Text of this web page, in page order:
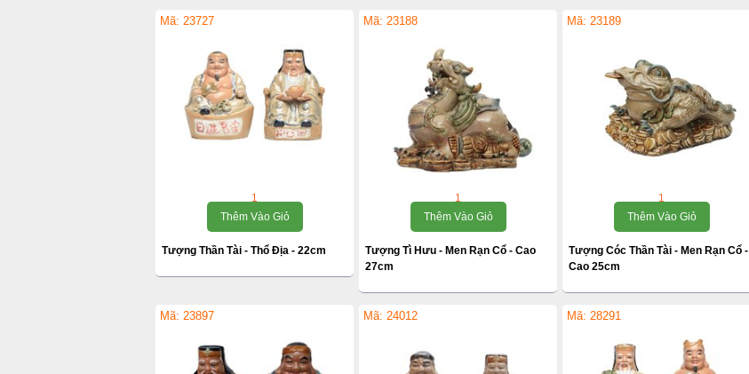
Mã: 23727
1
Thêm Vào Giỏ
Tượng Thần Tài - Thổ Địa - 22cm
Mã: 23188
1
Thêm Vào Giỏ
Tượng Tì Hưu - Men Rạn Cổ - Cao
27cm
Mã: 23189
1
Thêm Vào Giỏ
Tượng Cóc Thần Tài - Men Rạn Cổ -
Cao 25cm
Mã: 23897 Mã: 24012 Mã: 28291